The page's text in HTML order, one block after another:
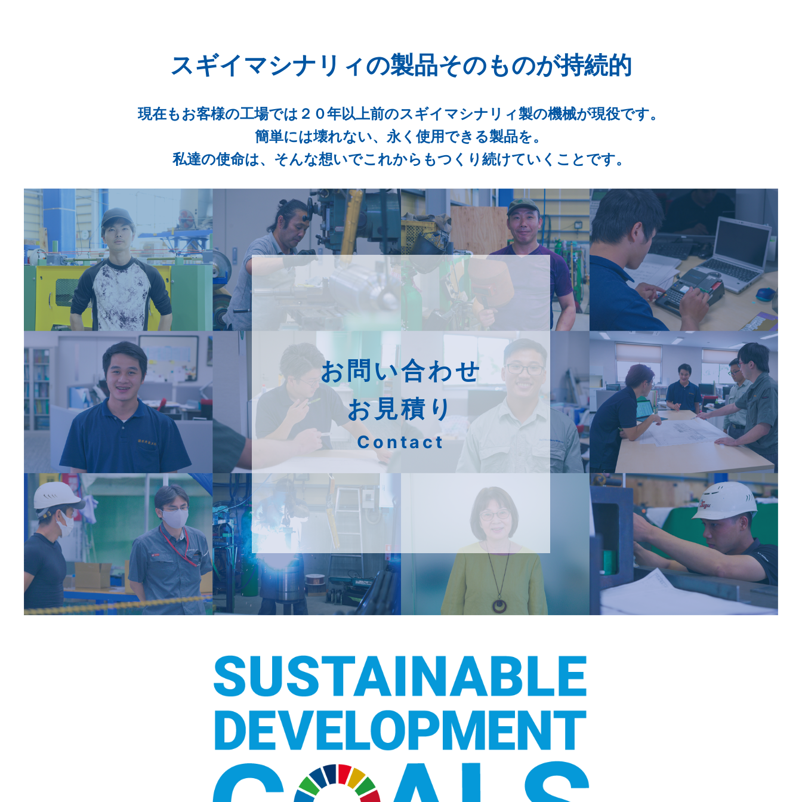
スギイマシナリィの製品そのものが持続的
現在もお客様の工場では２０年以上前のスギイマシナリィ製の機械が現役です。
簡単には壊れない、永く使用できる製品を。
私達の使命は、そんな想いでこれからもつくり続けていくことです。
お問い合わせ
お見積り
Contact